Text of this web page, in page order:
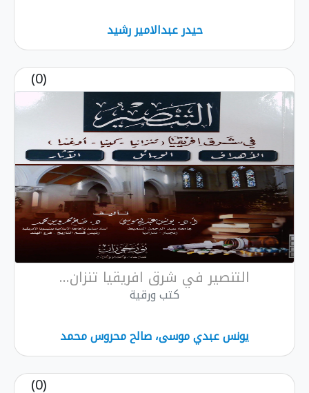
حيدر عبدالامير رشيد
(0)
التنصير في شرق افريقيا تنزان...
كتب ورقية
يونس عبدي موسى، صالح محروس محمد
(0)